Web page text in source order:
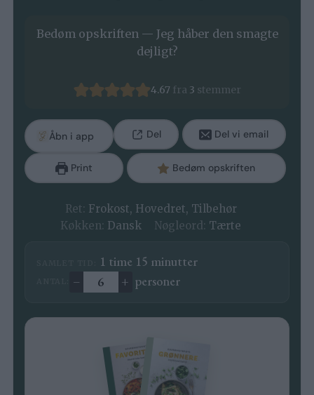
Bedøm opskriften — Jeg håber den smagte
dejligt?
4.67 fra 3 stemmer
Åbn i app Del Del vi email
Print Bedøm opskriften
Ret: Frokost, Hovedret, Tilbehør
Køkken: Dansk Nøgleord: Tærte
1 time
time 15minutter
minutter
Ændre antal
– + personer